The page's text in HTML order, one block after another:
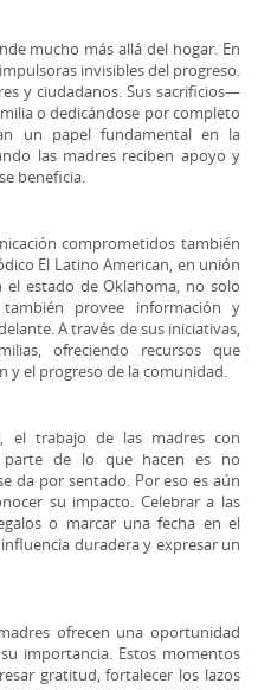
mucho más allá del hogar. En
invisibles del progreso.
y ciudadanos. Sus sacrificios—
o dedicándose por completo
un papel fundamental en la
las madres reciben apoyo y
beneficia.
comprometidos también
El Latino American, en unión
el estado de Oklahoma, no solo
provee información y
A través de sus iniciativas,
ofreciendo recursos que
y el progreso de la comunidad.
el trabajo de las madres con
parte de lo que hacen es no
da por sentado. Por eso es aún
su impacto. Celebrar a las
o marcar una fecha en el
duradera y expresar un
ofrecen una oportunidad
importancia. Estos momentos
gratitud, fortalecer los lazos